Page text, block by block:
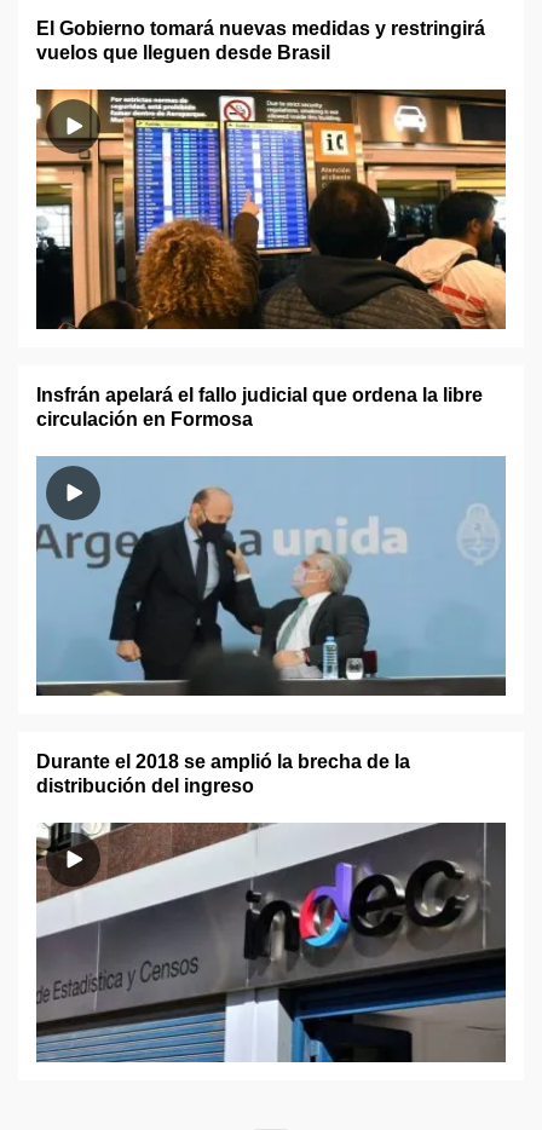
El Gobierno tomará nuevas medidas y restringirá
vuelos que lleguen desde Brasil
Insfrán apelará el fallo judicial que ordena la libre
circulación en Formosa
Durante el 2018 se amplió la brecha de la
distribución del ingreso